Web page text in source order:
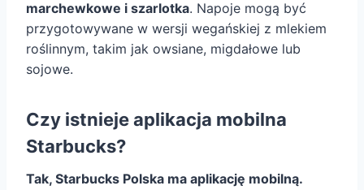
marchewkowe i szarlotka. Napoje mogą być
przygotowywane w wersji wegańskiej z mlekiem
roślinnym, takim jak owsiane, migdałowe lub
sojowe.
Czy istnieje aplikacja mobilna
Starbucks?
Tak, Starbucks Polska ma aplikację mobilną.